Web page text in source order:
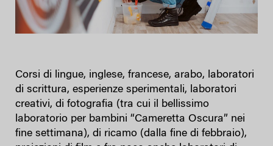
Corsi di lingue, inglese, francese, arabo, laboratori
di scrittura, esperienze sperimentali, laboratori
creativi, di fotografia (tra cui il bellissimo
laboratorio per bambini “Cameretta Oscura” nei
fine settimana), di ricamo (dalla fine di febbraio),